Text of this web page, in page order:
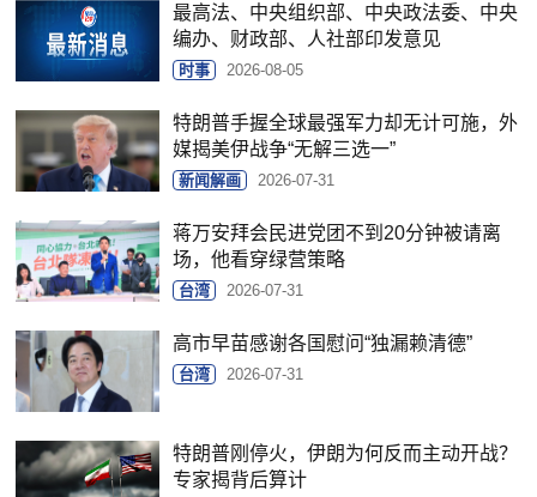
最高法、中央组织部、中央政法委、中央
编办、财政部、人社部印发意见
时事 2026-08-05
特朗普手握全球最强军力却无计可施，外
媒揭美伊战争“无解三选一”
新闻解画 2026-07-31
蒋万安拜会民进党团不到20分钟被请离
场，他看穿绿营策略
台湾 2026-07-31
高市早苗感谢各国慰问“独漏赖清德”
台湾 2026-07-31
特朗普刚停火，伊朗为何反而主动开战？
专家揭背后算计